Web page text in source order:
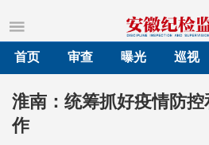
首页
审查 曝光 巡视
淮南：统筹抓好疫情防
作